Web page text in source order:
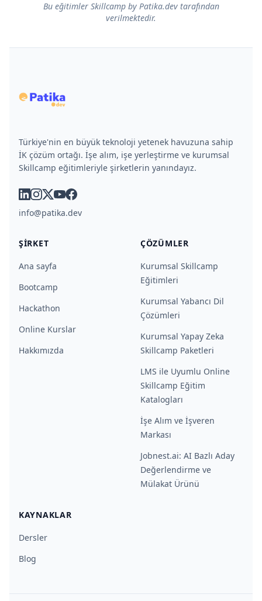
Bu eğitimler Skillcamp by Patika.dev tarafından
verilmektedir.
Türkiye'nin en büyük teknoloji yetenek havuzuna sahip
İK çözüm ortağı. İşe alım, işe yerleştirme ve kurumsal
Skillcamp eğitimleriyle şirketlerin yanındayız.
linkedin
instagram
x youtube
facebook
info@patika.dev
ŞIRKET
Ana sayfa
Bootcamp
Hackathon
Online Kurslar
Hakkımızda
ÇÖZÜMLER
Kurumsal Skillcamp
Eğitimleri
Kurumsal Yabancı Dil
Çözümleri
Kurumsal Yapay Zeka
Skillcamp Paketleri
LMS ile Uyumlu Online
Skillcamp Eğitim
Katalogları
İşe Alım ve İşveren
Markası
Jobnest.ai: AI Bazlı Aday
Değerlendirme ve
Mülakat Ürünü
KAYNAKLAR
Dersler
Blog